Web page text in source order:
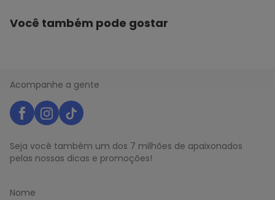
Você também pode gostar
Acompanhe a gente
Seja você também um dos 7 milhões de apaixonados
pelas nossas dicas e promoções!
Nome